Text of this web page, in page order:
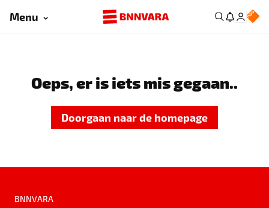
Menu
Oeps, er is iets mis gegaan..
Doorgaan naar de homepage
BNNVARA